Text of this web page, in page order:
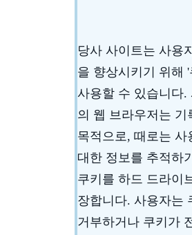
당사 사이트는 사용
을 향상시키기 위해 '
사용할 수 있습니다.
의 웹 브라우저는 기
목적으로, 때로는 사
대한 정보를 추적하
쿠키를 하드 드라이
장합니다. 사용자는
거부하거나 쿠키가